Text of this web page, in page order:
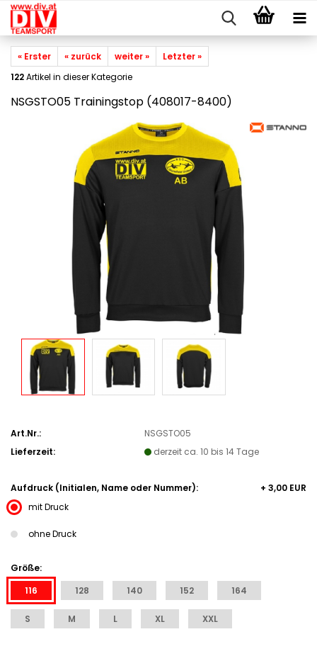
« Erster « zurück weiter »
Letzter »
122Artikel in dieser Kategorie
NSGSTO05 Trainingstop (408017-8400)
Art.Nr.:
NSGSTO05
Lieferzeit:
derzeit ca. 10 bis 14 Tage
Aufdruck (Initialen, Name oder Nummer):
+ 3,00 EUR
mit Druck
ohne Druck
Größe:
116
128 140 152 164
S M L XL XXL